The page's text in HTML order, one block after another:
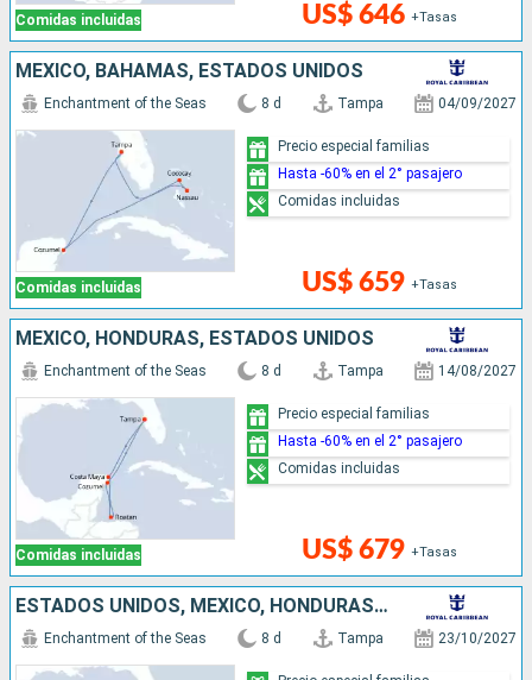
Comidas incluidas US$ 646 +Tasas
MÉXICO, BAHAMAS, ESTADOS UNIDOS
Comidas incluidas
Enchantment of the Seas 8 d Tampa 04/09/2027
US$ 659 +Tasas
Precio especial familias
Hasta -60% en el 2° pasajero
Comidas incluidas
MÉXICO, HONDURAS, ESTADOS UNIDOS
Comidas incluidas
Enchantment of the Seas 8 d Tampa 14/08/2027
US$ 679 +Tasas
Precio especial familias
Hasta -60% en el 2° pasajero
Comidas incluidas
ESTADOS UNIDOS, MÉXICO, HONDURAS, ISLAS CAIMÁN
Enchantment of the Seas 8 d Tampa 23/10/2027